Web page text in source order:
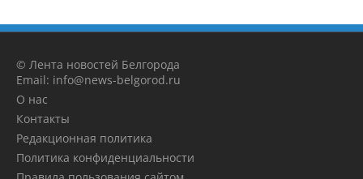
© Лента новостей Белгорода
Email: info@news-belgorod.ru
О нас
Контакты
Редакционная политика
Политика конфиденциальности